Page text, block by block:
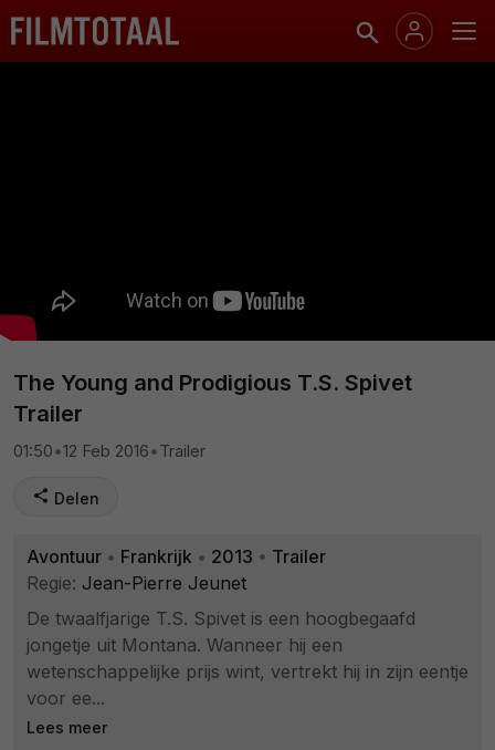
The Young and Prodigious T.S. Spivet
Trailer
01:50•12 Feb 2016•Trailer
Delen
Avontuur • Frankrijk • 2013 • Trailer
Regie: Jean-Pierre Jeunet
De twaalfjarige T.S. Spivet is een hoogbegaafd
jongetje uit Montana. Wanneer hij een
wetenschappelijke prijs wint, vertrekt hij in zijn eentje
voor ee...
Lees meer